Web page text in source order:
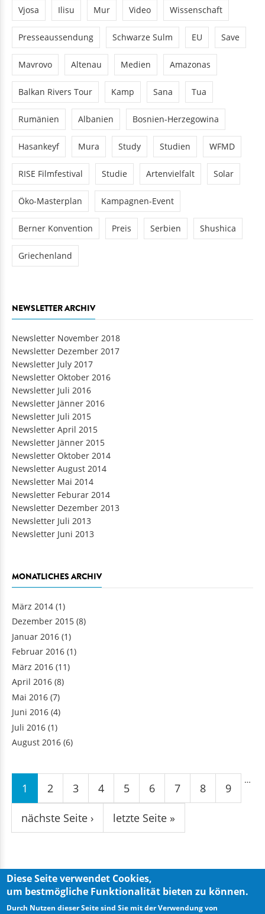
Vjosa Ilisu Mur Video Wissenschaft
Presseaussendung Schwarze Sulm EU Save
Mavrovo Altenau Medien Amazonas
Balkan Rivers Tour Kamp Sana Tua
Rumänien Albanien Bosnien-Herzegowina
Hasankeyf Mura Study Studien WFMD
RISE Filmfestival Studie Artenvielfalt Solar
Öko-Masterplan Kampagnen-Event
Berner Konvention Preis Serbien Shushica
Griechenland
NEWSLETTER ARCHIV
Newsletter November 2018
Newsletter Dezember 2017
Newsletter July 2017
Newsletter Oktober 2016
Newsletter Juli 2016
Newsletter Jänner 2016
Newsletter Juli 2015
Newsletter April 2015
Newsletter Jänner 2015
Newsletter Oktober 2014
Newsletter August 2014
Newsletter Mai 2014
Newsletter Feburar 2014
Newsletter Dezember 2013
Newsletter Juli 2013
Newsletter Juni 2013
MONATLICHES ARCHIV
März 2014 (1)
Dezember 2015 (8)
Januar 2016 (1)
Februar 2016 (1)
März 2016 (11)
April 2016 (8)
Mai 2016 (7)
Juni 2016 (4)
Juli 2016 (1)
August 2016 (6)
Seiten
1 2 3 4 5 6 7 8 9
…
nächste Seite › letzte Seite »
Diese Seite verwendet Cookies,
um bestmögliche Funktionalität bieten zu können.
Durch Nutzen dieser Seite sind Sie mit der Verwendung von